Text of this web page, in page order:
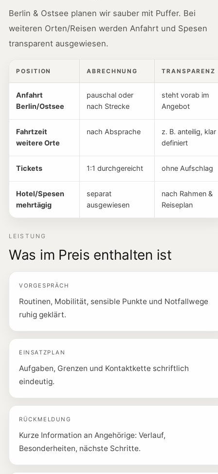
Berlin & Ostsee planen wir sauber mit Puffer. Bei
weiteren Orten/Reisen werden Anfahrt und Spesen
transparent ausgewiesen.
POSITION ABRECHNUNG TRANSPARENZ
Anfahrt
Berlin/Ostsee
pauschal oder
nach Strecke
steht vorab im
Angebot
Fahrtzeit
weitere Orte
nach Absprache
z. B. anteilig, klar
definiert
Tickets 1:1 durchgereicht ohne Aufschlag
Hotel/Spesen
mehrtägig
separat
ausgewiesen
nach Rahmen &
Reiseplan
LEISTUNG
Was im Preis enthalten ist
VORGESPRÄCH
Routinen, Mobilität, sensible Punkte und Notfallwege
ruhig geklärt.
EINSATZPLAN
Aufgaben, Grenzen und Kontaktkette schriftlich
eindeutig.
RÜCKMELDUNG
Kurze Information an Angehörige: Verlauf,
Besonderheiten, nächste Schritte.